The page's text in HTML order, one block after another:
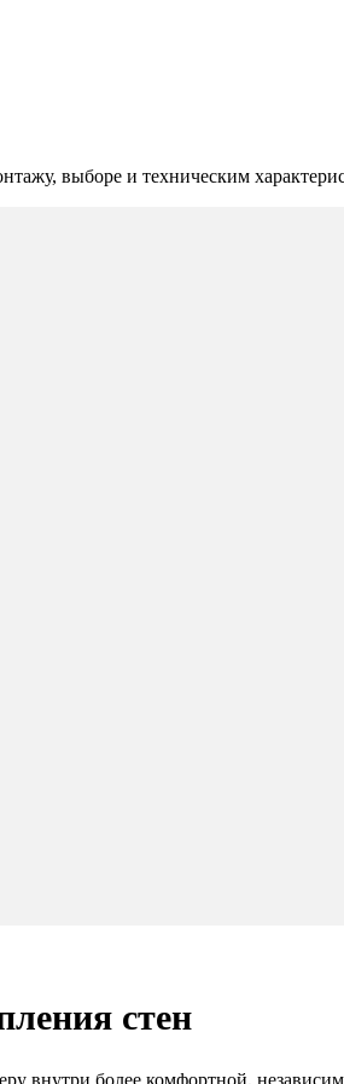
выборе и техническим
стен